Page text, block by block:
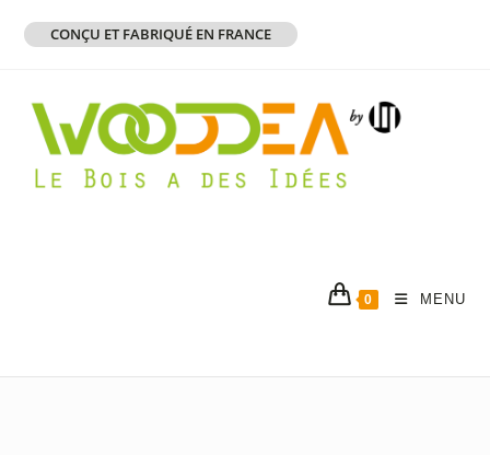
CONÇU ET FABRIQUÉ EN FRANCE
0 MENU